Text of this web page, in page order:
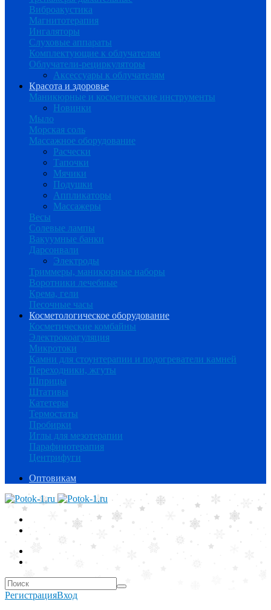
Виброакустика
Магнитотерапия
Ингаляторы
Слуховые аппараты
Комплектующие к облучателям
Облучатели-рециркуляторы
Аксессуары к облучателям
Красота и здоровье
Маникюрные и косметические инструменты
Новинки
Мыло
Морская соль
Массажное оборудование
Расчески
Тапочки
Мячики
Подушки
Аппликаторы
Массажеры
Весы
Солевые лампы
Вакуумные банки
Дарсонвали
Электроды
Триммеры, маникюрные наборы
Воротники лечебные
Крема, гели
Песочные часы
Косметологическое оборудование
Косметические комбайны
Электрокоагуляция
Микротоки
Камни для стоунтерапии и подогреватели камней
Переходники, жгуты
Шприцы
Штативы
Катетеры
Термостаты
Пробирки
Иглы для мезотерапии
Парафинотерапия
Центрифуги
Оптовикам
РегистрацияВход